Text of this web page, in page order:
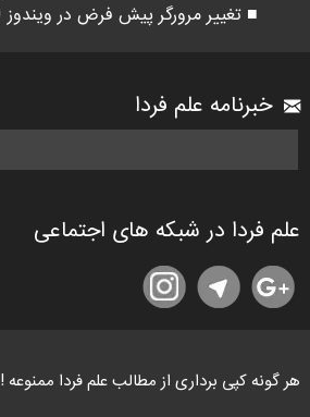
■ تغییر مرورگر پیش فرض در ویندوز 10
خبرنامه علم فردا
علم فردا در شبکه های اجتماعی
هر گونه کپی برداری از مطالب علم فردا ممنوعه !